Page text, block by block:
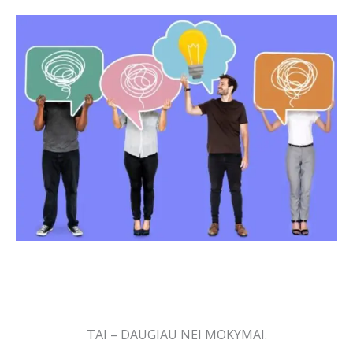
TAI – DAUGIAU NEI MOKYMAI.